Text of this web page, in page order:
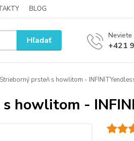
BLOG
Hľadať Neviete
+421
Strieborný prsteň s howlitom -
howlitom -